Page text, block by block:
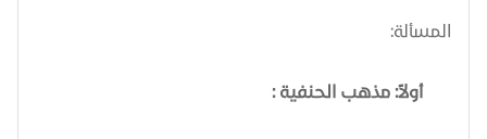
المسألة:
أولاً: مذهب الحنفية :